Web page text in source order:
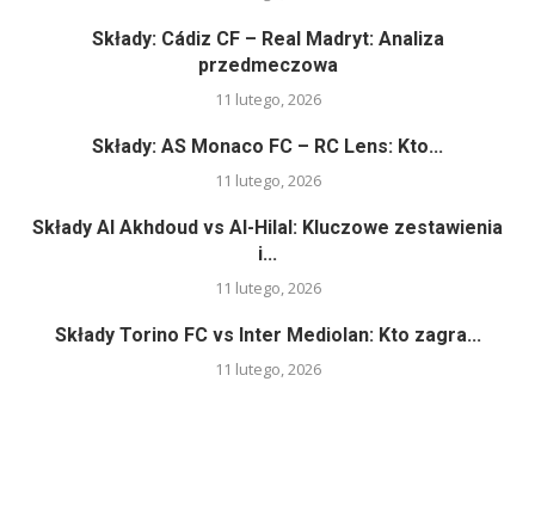
Składy: Cádiz CF – Real Madryt: Analiza
przedmeczowa
11 lutego, 2026
Składy: AS Monaco FC – RC Lens: Kto...
11 lutego, 2026
Składy Al Akhdoud vs Al-Hilal: Kluczowe zestawienia
i...
11 lutego, 2026
Składy Torino FC vs Inter Mediolan: Kto zagra...
11 lutego, 2026